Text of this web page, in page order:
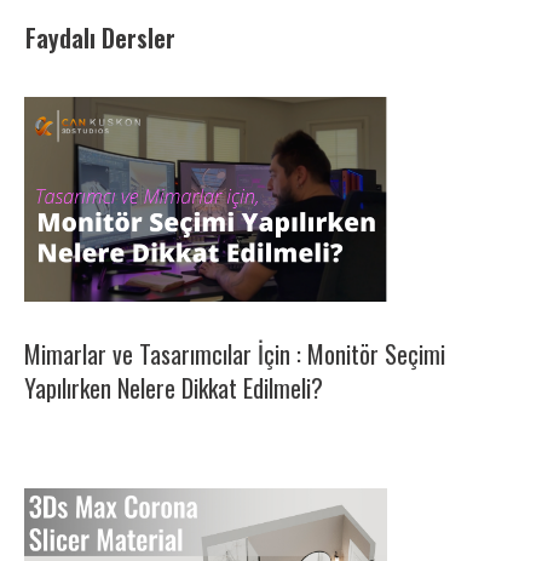
Faydalı Dersler
Mimarlar ve Tasarımcılar İçin : Monitör Seçimi
Yapılırken Nelere Dikkat Edilmeli?